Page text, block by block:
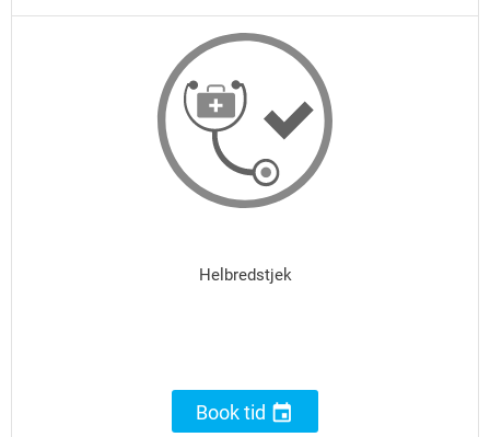
Helbredstjek
Book tid 